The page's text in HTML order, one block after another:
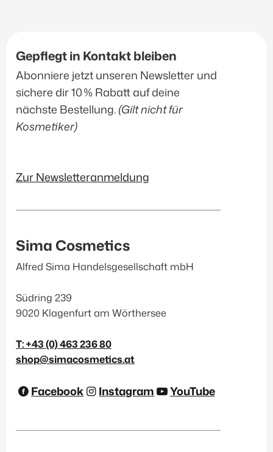
Gepflegt in Kontakt bleiben
Abonniere jetzt unseren Newsletter und
sichere dir 10 % Rabatt auf deine
nächste Bestellung.(Gilt nicht für
Kosmetiker)
Zur Newsletteranmeldung
Sima Cosmetics
Alfred Sima Handelsgesellschaft mbH
Südring 239
9020 Klagenfurt am Wörthersee
T: +43 (0) 463 236 80
shop@simacosmetics.at
Facebook Instagram YouTube